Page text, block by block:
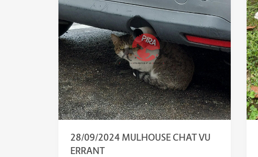
28/09/2024 MULHOUSE CHAT VU
ERRANT